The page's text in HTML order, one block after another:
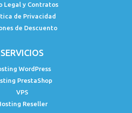
Legal y Contratos
de Privacidad
de Descuento
SERVICIOS
WordPress
PrestaShop
VPS
Reseller